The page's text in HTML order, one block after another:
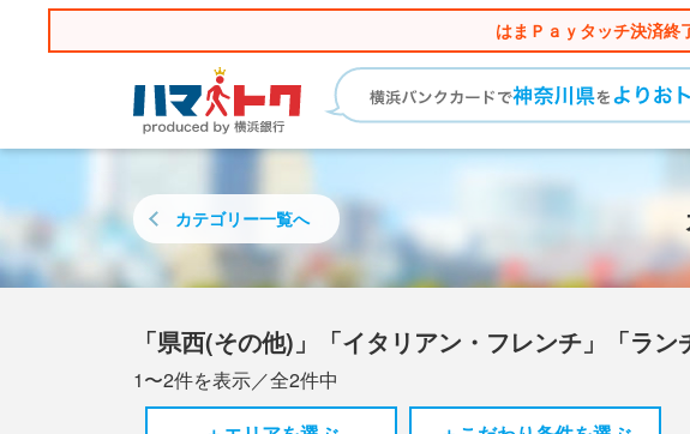
はまＰａｙタッチ決済終
カテゴリー一覧へ
「県西(その他)」「イタリアン・フレンチ」「ラ
1〜2件を表示／全2件中